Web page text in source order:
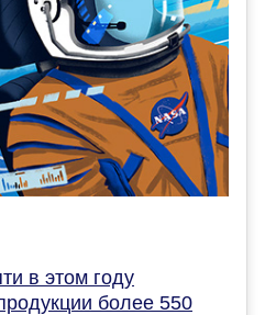
в этом году
более 550